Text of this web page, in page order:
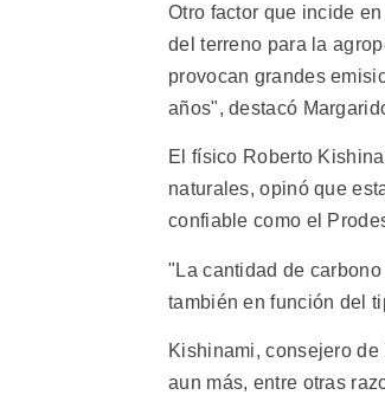
Otro factor que incide
del terreno para la
provocan grandes
años", destacó
El físico Roberto
naturales, opinó que
confiable como el
"La cantidad de
también en función del
Kishinami, consejero
aun más, entre otras